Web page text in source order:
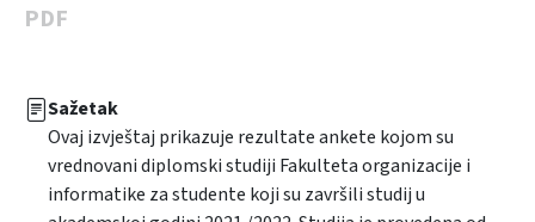
PDF
Sažetak
Ovaj izvještaj prikazuje rezultate ankete kojom su
vrednovani diplomski studiji Fakulteta organizacije i
informatike za studente koji su završili studij u